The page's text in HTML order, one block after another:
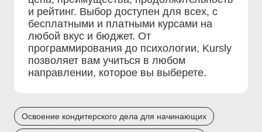
и рейтинг. Выбор доступен для всех, с
бесплатными и платными курсами на
любой вкус и бюджет. От
программирования до психологии, Kursly
позволяет вам учиться в любом
направлении, которое вы выберете.
Освоение кондитерского дела для начинающих